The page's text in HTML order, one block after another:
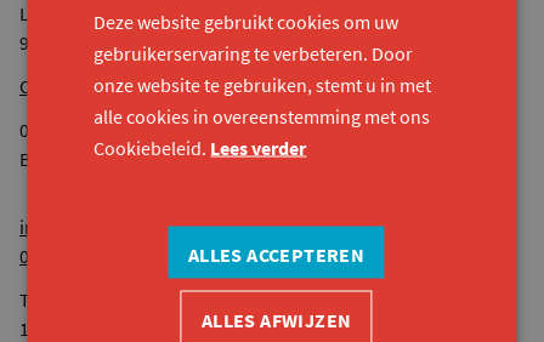
Lijnmolenstraat 153
9040 Sint-Amandsberg
Onze andere locaties
0524.936.680 RPR Gent
BE44 7380 4118 8545
info@konekt.be
09 261 57 50
Telefonisch bereikbaar van maandag tot vrijdag van 9u tot
12u30 en van 13u tot 16u.
Deze website gebruikt cookies om uw
gebruikerservaring te verbeteren. Door
onze website te gebruiken, stemt u in met
alle cookies in overeenstemming met ons
Cookiebeleid. Lees verder
ALLES ACCEPTEREN
ALLES AFWIJZEN